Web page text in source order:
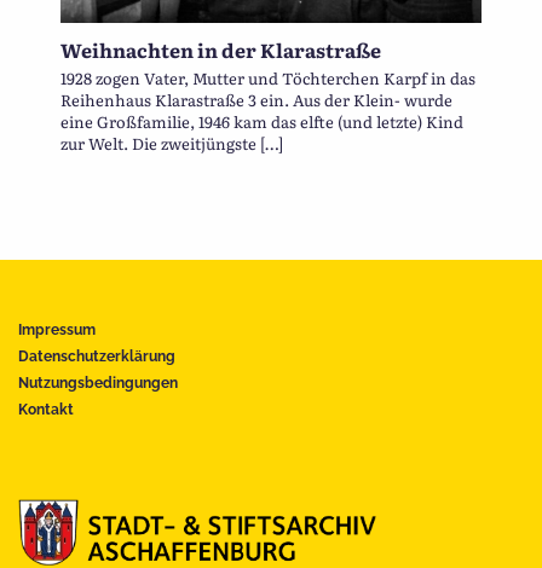
Weihnachten in der Klarastraße
1928 zogen Vater, Mutter und Töchterchen Karpf in das
Reihenhaus Klarastraße 3 ein. Aus der Klein- wurde
eine Großfamilie, 1946 kam das elfte (und letzte) Kind
zur Welt. Die zweitjüngste […]
Impressum
Datenschutzerklärung
Nutzungsbedingungen
Kontakt